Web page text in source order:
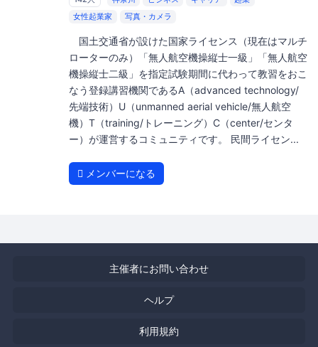
女性起業家
写真・カメラ
国土交通省が設けた国家ライセンス（現在はマルチ
ローターのみ）「無人航空機操縦士一級」「無人航空
機操縦士二級」を指定試験期間に代わって教習をおこ
なう登録講習機関であるA（advanced technology/
先端技術）U（unmanned aerial vehicle/無人航空
機）T（training/トレーニング）C（center/センタ
ー）が運営するコミュニティです。 民間ライセン...
メンバーになる
主催者にお問い合わせ
ヘルプ
利用規約